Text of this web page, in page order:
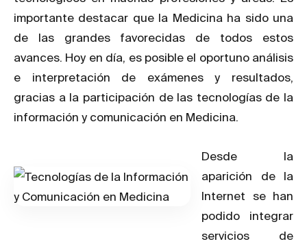
importante destacar que la Medicina ha sido una
de las grandes favorecidas de todos estos
avances. Hoy en día, es posible el oportuno análisis
e interpretación de exámenes y resultados,
gracias a la participación de las tecnologías de la
información y comunicación en Medicina.
Desde la
aparición de la
Internet se han
podido integrar
servicios de